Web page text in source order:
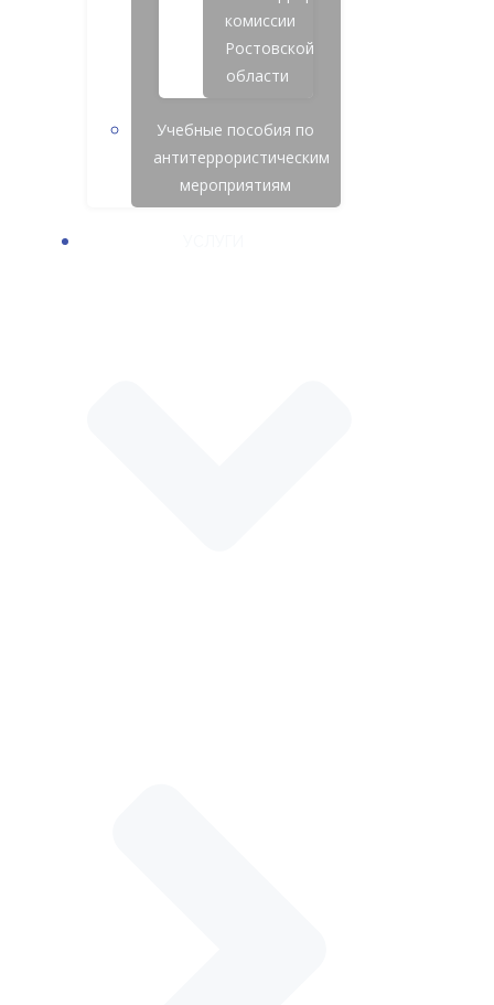
комиссии
Ростовской
области
Учебные пособия по
антитеррористическим
мероприятиям